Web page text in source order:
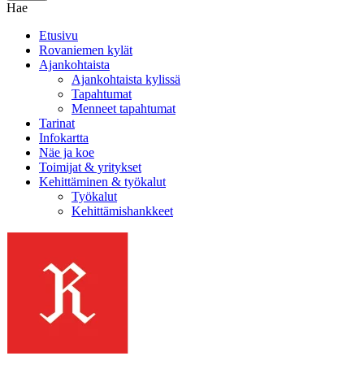
Hae
Etusivu
Rovaniemen kylät
Ajankohtaista
Ajankohtaista kylissä
Tapahtumat
Menneet tapahtumat
Tarinat
Infokartta
Näe ja koe
Toimijat & yritykset
Kehittäminen & työkalut
Työkalut
Kehittämishankkeet